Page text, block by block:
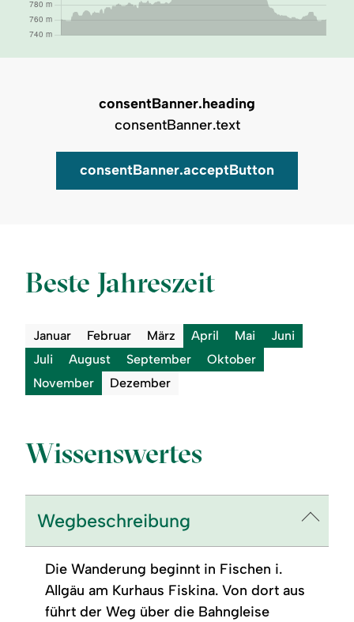
consentBanner.heading
consentBanner.text
consentBanner.acceptButton
Beste Jahreszeit
Januar Februar März April Mai
Juni
Juli
August September
Oktober
November
Dezember
Wissenswertes
Wegbeschreibung
Die Wanderung beginnt in Fischen i.
Allgäu am Kurhaus Fiskina. Von dort aus
führt der Weg über die Bahngleise